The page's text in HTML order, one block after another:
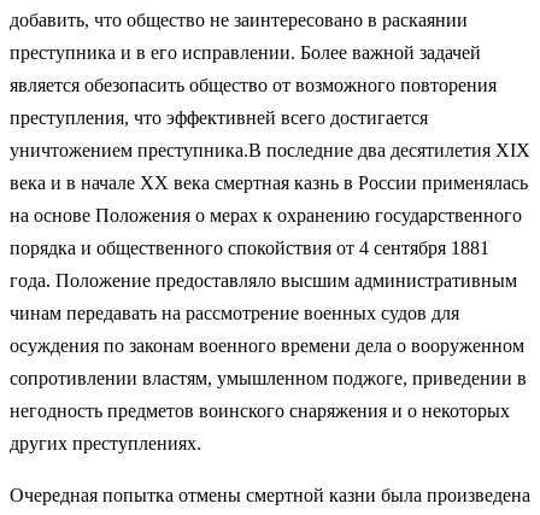
добавить, что общество не заинтересовано в раскаянии
преступника и в его исправлении. Более важной задачей
является обезопасить общество от возможного повторения
преступления, что эффективней всего достигается
уничтожением преступника.В последние два десятилетия XIX
века и в начале XX века смертная казнь в России применялась
на основе Положения о мерах к охранению государственного
порядка и общественного спокойствия от 4 сентября 1881
года. Положение предоставляло высшим административным
чинам передавать на рассмотрение военных судов для
осуждения по законам военного времени дела о вооруженном
сопротивлении властям, умышленном поджоге, приведении в
негодность предметов воинского снаряжения и о некоторых
других преступлениях.
Очередная попытка отмены смертной казни была произведена